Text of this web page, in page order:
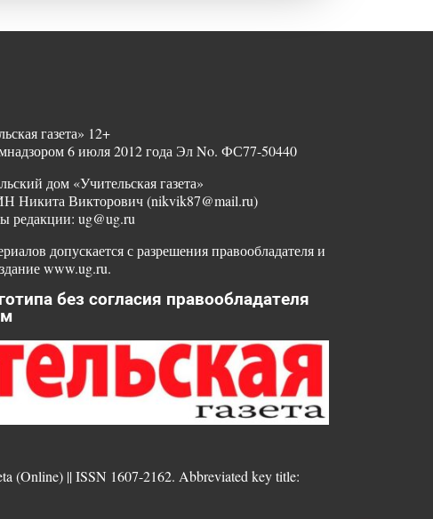
газета» 12+
6 июля 2012 года Эл No. ФС77-50440
дом «Учительская газета»
Никита Викторович (nikvik87@mail.ru)
редакции: ug@ug.ru
допускается с разрешения правообладателя и
www.ug.ru.
без согласия правообладателя
(Online) || ISSN 1607-2162. Abbreviated key title: